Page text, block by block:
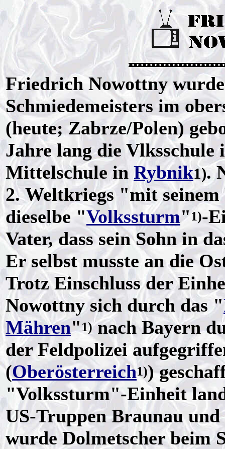
Friedrich Nowottny wurde
Schmiedemeisters im
(heute; Zabrze/Polen)
Jahre lang die Vlksschule
Mittelschule in Rybnik1).
2. Weltkriegs "mit
dieselbe "Volkssturm"1)-
Vater, dass sein Sohn in
Er selbst musste an die
Trotz Einschluss der
Nowottny sich durch das "
Mähren"1)nach Bayern
der Feldpolizei
(Oberösterreich1))
"Volkssturm"-Einheit
US-Truppen Braunau
wurde Dolmetscher beim